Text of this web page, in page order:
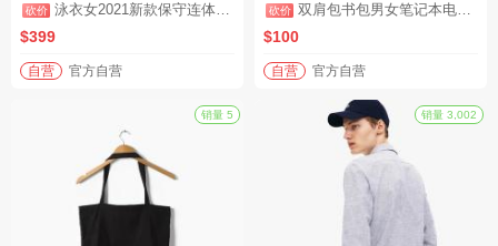
泳衣女2021新款保守连体遮肚显瘦性感小胸聚拢加大码泡温泉游泳衣（砍价活动2）
$399
自营 官方自营
砍价
双肩包书包男女笔记本电脑包时尚潮流旅行背包（砍价活动4）
$100
自营 官方自营